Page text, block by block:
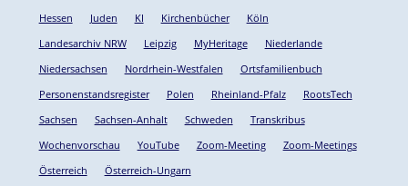
Hessen
Juden KI Kirchenbücher
Köln
Landesarchiv NRW
Leipzig MyHeritage
Niederlande
Niedersachsen
Nordrhein-Westfalen
Ortsfamilienbuch
Personenstandsregister
Polen Rheinland-Pfalz
RootsTech
Sachsen
Sachsen-Anhalt Schweden
Transkribus
Wochenvorschau
YouTube Zoom-Meeting
Zoom-Meetings
Österreich
Österreich-Ungarn